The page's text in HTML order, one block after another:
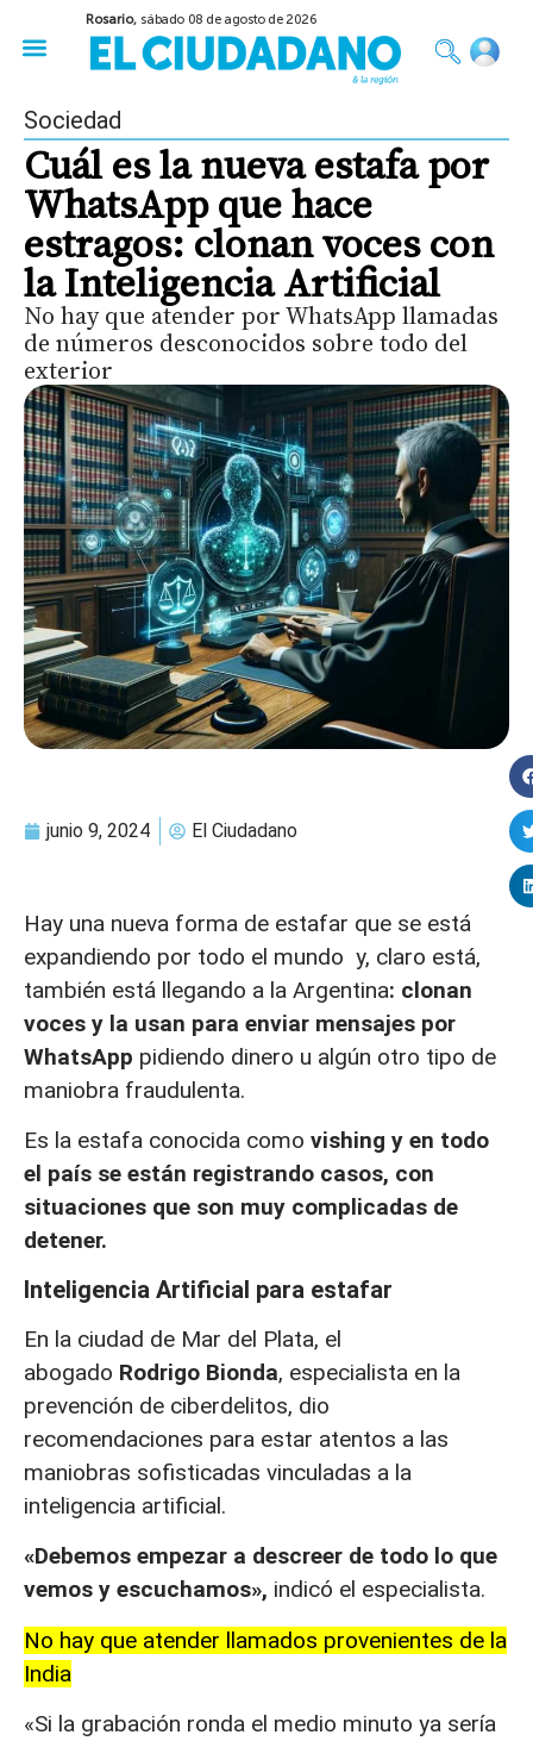
Rosario, sábado 08 de agosto de 2026
Sociedad
Cuál es la nueva estafa por
WhatsApp que hace
estragos: clonan voces con
la Inteligencia Artificial
No hay que atender por WhatsApp llamadas
de números desconocidos sobre todo del
exterior
junio 9, 2024 El Ciudadano
Hay una nueva forma de estafar que se está
expandiendo por todo el mundo y, claro está,
también está llegando a la Argentina: clonan
voces y la usan para enviar mensajes por
WhatsApp pidiendo dinero u algún otro tipo de
maniobra fraudulenta.
Es la estafa conocida como vishing y en todo
el país se están registrando casos, con
situaciones que son muy complicadas de
detener.
Inteligencia Artificial para estafar
En la ciudad de Mar del Plata, el
abogado Rodrigo Bionda, especialista en la
prevención de ciberdelitos, dio
recomendaciones para estar atentos a las
maniobras sofisticadas vinculadas a la
inteligencia artificial.
«Debemos empezar a descreer de todo lo que
vemos y escuchamos», indicó el especialista.
No hay que atender llamados provenientes de la
India
«Si la grabación ronda el medio minuto ya sería